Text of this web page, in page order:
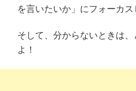
を言いたいか」にフォーカス
そして、分からないときは
よ！